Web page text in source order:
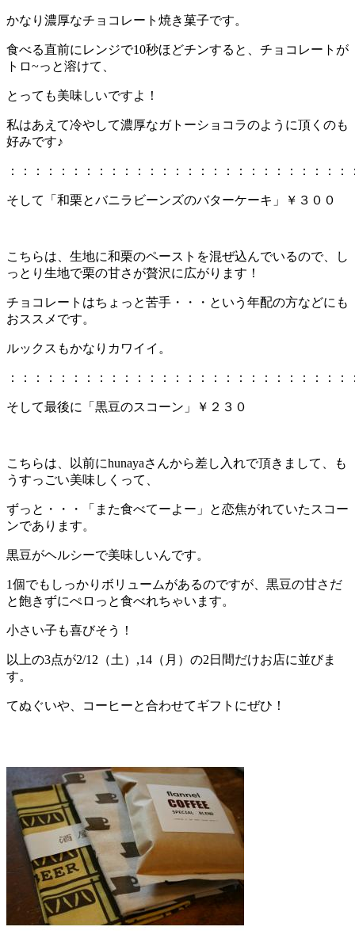
かなり濃厚なチョコレート焼き菓子です。
食べる直前にレンジで10秒ほどチンすると、チョコレートが
トロ~っと溶けて、
とっても美味しいですよ！
私はあえて冷やして濃厚なガトーショコラのように頂くのも
好みです♪
：：：：：：：：：：：：：：：：：：：：：：：：：：
そして「和栗とバニラビーンズのバターケーキ」￥３００
こちらは、生地に和栗のペーストを混ぜ込んでいるので、し
っとり生地で栗の甘さが贅沢に広がります！
チョコレートはちょっと苦手・・・という年配の方などにも
おススメです。
ルックスもかなりカワイイ。
：：：：：：：：：：：：：：：：：：：：：：：：：：
そして最後に「黒豆のスコーン」￥２３０
こちらは、以前にhunayaさんから差し入れで頂きまして、も
うすっごい美味しくって、
ずっと・・・「また食べてーよー」と恋焦がれていたスコー
ンであります。
黒豆がヘルシーで美味しいんです。
1個でもしっかりボリュームがあるのですが、黒豆の甘さだ
と飽きずにぺロっと食べれちゃいます。
小さい子も喜びそう！
以上の3点が2/12（土）,14（月）の2日間だけお店に並びま
す。
てぬぐいや、コーヒーと合わせてギフトにぜひ！